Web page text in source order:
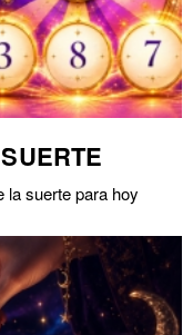
la suerte para hoy